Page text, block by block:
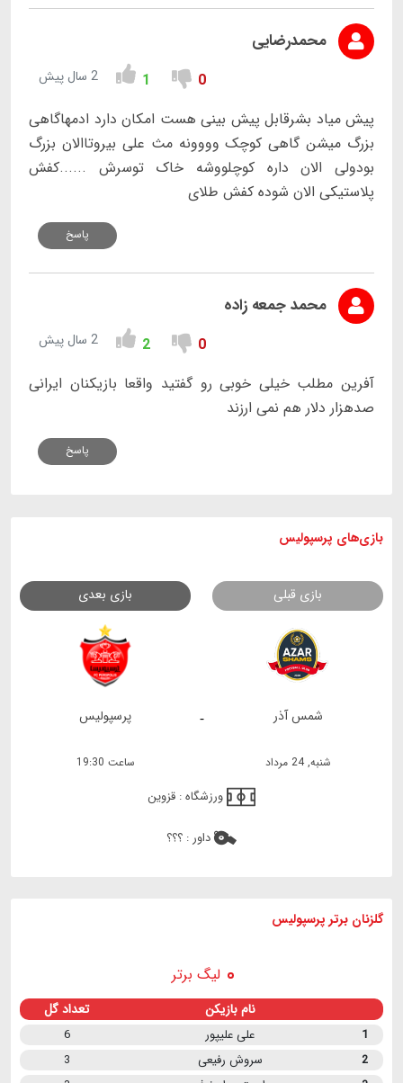
محمدرضایی
0
1 2 سال پیش
پیش میاد بشرقابل پیش بینی هست امکان دارد ادمهاگاهی
بزرگ میشن گاهی کوچک وووونه مث علی بیروتاالان بزرگ
بودولی الان داره کوچلووشه خاک توسرش ......کفش
پلاستیکی الان شوده کفش طلای
پاسخ
محمد جمعه زاده
0
2 2 سال پیش
آفرین مطلب خیلی خوبی رو گفتید واقعا بازیکنان ایرانی
صدهزار دلار هم نمی ارزند
پاسخ
بازی های پرسپولیس
بازی قبلی بازی بعدی
- شمس آذر پرسپولیس
شنبه, 24 مرداد ساعت 19:30
ورزشگاه : قزوین
داور : ؟؟؟
گلزنان برتر پرسپولیس
لیگ برتر
نام بازیکن تعداد گل
1 علی علیپور
6
2
سروش رفیعی
3